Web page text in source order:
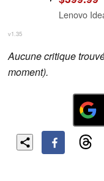
v1.35
Aucune critique
moment).